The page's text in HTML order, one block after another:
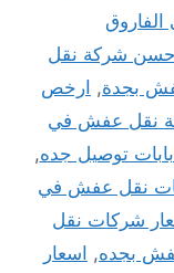
شركة نقل
بجدة, ارخص
نقل عفش في
توصيل جده,
نقل عفش في
شركات نقل
بجده, اسعار